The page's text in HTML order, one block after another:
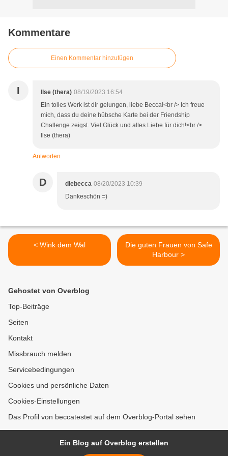
Kommentare
Einen Kommentar hinzufügen
I Ilse (thera) 08/19/2023 16:54
Ein tolles Werk ist dir gelungen, liebe Becca!<br /> Ich freue
mich, dass du deine hübsche Karte bei der Friendship
Challenge zeigst. Viel Glück und alles Liebe für dich!<br />
Ilse (thera)
Antworten
D diebecca 08/20/2023 10:39
Dankeschön =)
< Wink dem Wal
Die guten Frauen von Safe
Harbour >
Gehostet von Overblog
Top-Beiträge
Seiten
Kontakt
Missbrauch melden
Servicebedingungen
Cookies und persönliche Daten
Cookies-Einstellungen
Das Profil von beccatestet auf dem Overblog-Portal sehen
Ein Blog auf Overblog erstellen